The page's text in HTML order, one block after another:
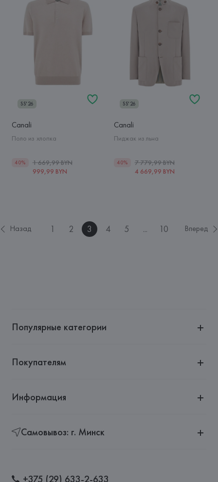
SS'26
Canali
Поло из хлопка
40%
1 669,99 BYN
999,99 BYN
SS'26
Canali
Пиджак из льна
40%
7 779,99 BYN
4 669,99 BYN
Назад 1 2 3 4 5 ... 10 Вперед
Популярные категории
Покупателям
Информация
Самовывоз: г. Минск
+375 (29) 633-2-633